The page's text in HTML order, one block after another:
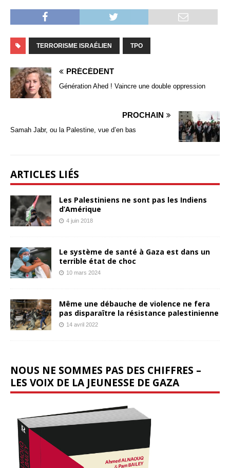
TERRORISME ISRAÉLIEN TPO
PRÉCÉDENT
Génération Ahed ! Vaincre une double oppression
PROCHAIN
Samah Jabr, ou la Palestine, vue d’en bas
ARTICLES LIÉS
Les Palestiniens ne sont pas les Indiens
d’Amérique
4 juin 2018
Le système de santé à Gaza est dans un
terrible état de choc
10 mars 2024
Même une débauche de violence ne fera
pas disparaître la résistance palestinienne
14 avril 2022
NOUS NE SOMMES PAS DES CHIFFRES –
LES VOIX DE LA JEUNESSE DE GAZA